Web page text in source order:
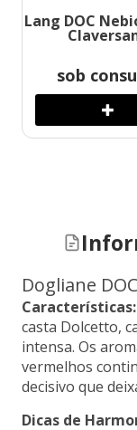
Lang DOC
sob
Dogliane
Características:
casta Dolcetto,
intensa. Os
vermelhos
decisivo que
Dicas de